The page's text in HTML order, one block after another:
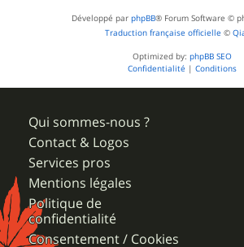
Développé par phpBB® Forum Software ©
Traduction française officielle ©
Optimized by: phpBB SEO
Confidentialité | Conditions
Qui sommes-nous ?
Contact & Logos
Services pros
Mentions légales
Politique de
confidentialité
Consentement / Cookies